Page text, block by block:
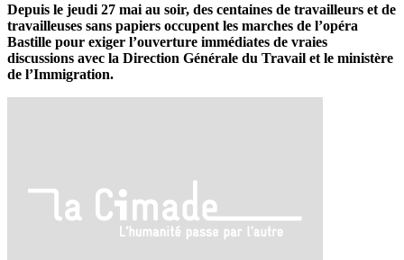
Depuis le jeudi 27 mai au soir, des centaines de travailleurs et de
travailleuses sans papiers occupent les marches de l’opéra
Bastille pour exiger l’ouverture immédiates de vraies
discussions avec la Direction Générale du Travail et le ministère
de l’Immigration.